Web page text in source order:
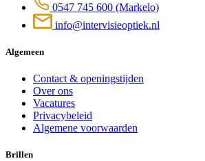
0547 745 600 (Markelo)
info@intervisieoptiek.nl
Algemeen
Contact & openingstijden
Over ons
Vacatures
Privacybeleid
Algemene voorwaarden
Brillen